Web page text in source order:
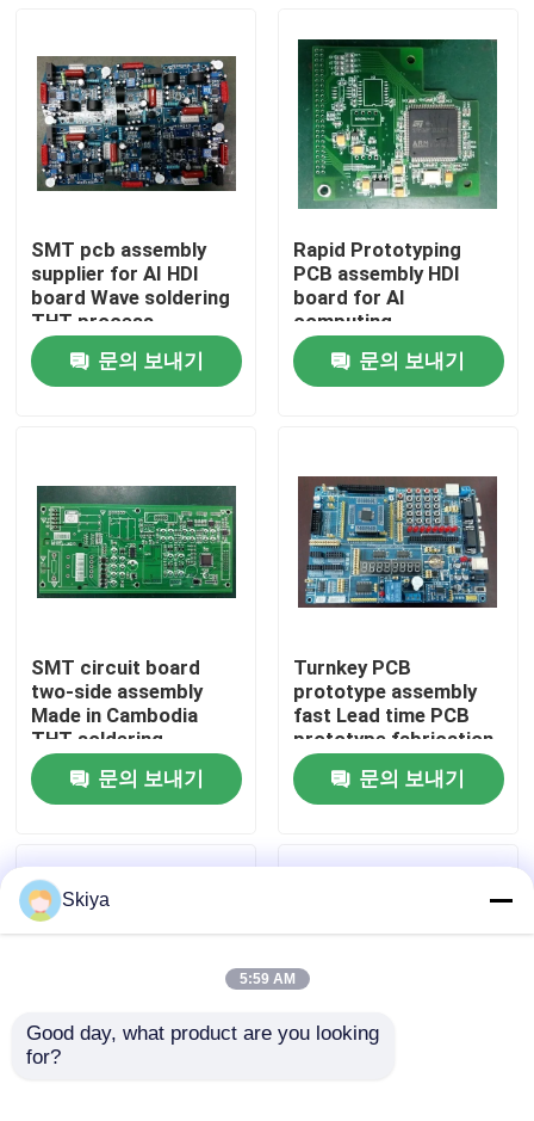
제품 소개
회사 소개
공장 투어
품질 관리
연락처
뉴스
견적 요청
SMT pcb assembly
supplier for AI HDI
board Wave soldering
THT process
문의 보내기
Rapid Prototyping
PCB assembly HDI
board for AI
computing
문의 보내기
SMT circuit board
two-side assembly
Made in Cambodia
THT soldering
문의 보내기
Turnkey PCB
prototype assembly
fast Lead time PCB
prototype fabrication
문의 보내기
Skiya
5:59 AM
Good day, what product are you looking
for?